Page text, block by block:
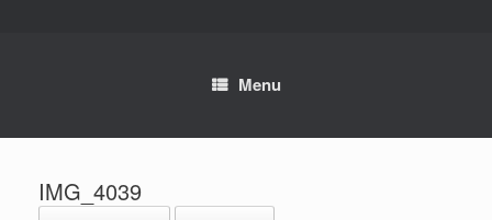
Menu
IMG_4039